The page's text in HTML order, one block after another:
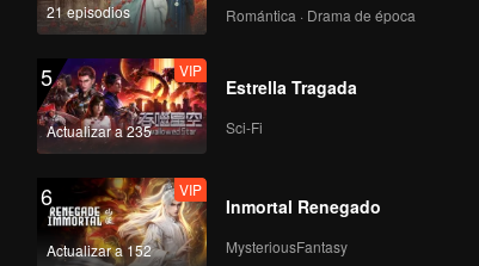
21 episodios Romántica · Drama de época
5
Actualizar a 235
VIP
Estrella Tragada
Sci-Fi
6
Actualizar a 152
VIP
Inmortal Renegado
MysteriousFantasy